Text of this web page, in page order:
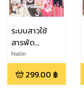
ระบบสาวใช้
สารพัด
ประโยชน์ 3
(เล่มจบ)
Nalin
299.00 ฿